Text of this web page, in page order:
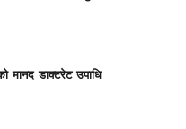
मानद डाक्टरेट उपाधि